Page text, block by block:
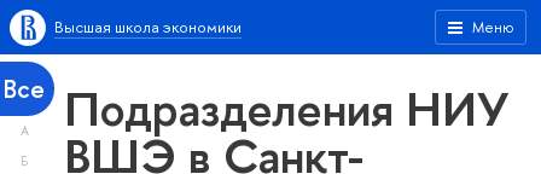
Меню
Высшая школа экономики
Все
А
Б
Подразделения НИУ
ВШЭ в Санкт-